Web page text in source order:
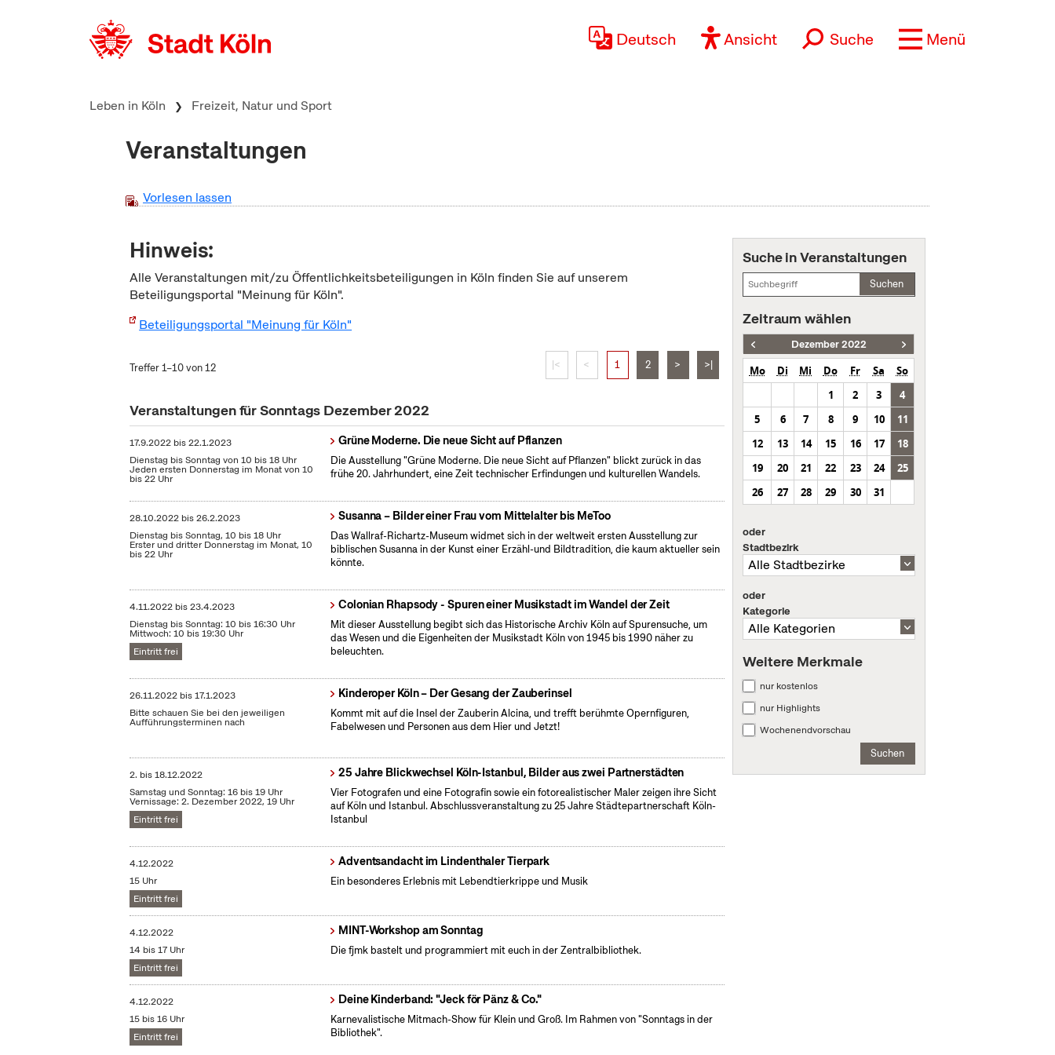
Deutsch Ansicht Suche Menü
Leben in Köln Freizeit, Natur und Sport
Veranstaltungen
Vorlesen lassen
Hinweis:
Alle Veranstaltungen mit/zu Öffentlichkeitsbeteiligungen in Köln finden Sie auf unserem
Beteiligungsportal "Meinung für Köln".
Beteiligungsportal "Meinung für Köln"
Treffer 1–10 von 12 |< < 1 2 > >|
Veranstaltungen für Sonntags Dezember 2022
17.9.2022 bis22.1.2023
Dienstag bis Sonntag von 10 bis 18 Uhr
Jeden ersten Donnerstag im Monat von 10
bis 22 Uhr
Grüne Moderne. Die neue Sicht auf Pflanzen
Die Ausstellung "Grüne Moderne. Die neue Sicht auf Pflanzen" blickt zurück in das
frühe 20. Jahrhundert, eine Zeit technischer Erfindungen und kulturellen Wandels.
28.10.2022 bis26.2.2023
Dienstag bis Sonntag, 10 bis 18 Uhr
Erster und dritter Donnerstag im Monat, 10
bis 22 Uhr
Susanna – Bilder einer Frau vom Mittelalter bis MeToo
Das Wallraf-Richartz-Museum widmet sich in der weltweit ersten Ausstellung zur
biblischen Susanna in der Kunst einer Erzähl-und Bildtradition, die kaum aktueller sein
könnte.
4.11.2022 bis23.4.2023
Dienstag bis Sonntag: 10 bis 16:30 Uhr
Mittwoch: 10 bis 19:30 Uhr
Eintritt frei
Colonian Rhapsody - Spuren einer Musikstadt im Wandel der Zeit
Mit dieser Ausstellung begibt sich das Historische Archiv Köln auf Spurensuche, um
das Wesen und die Eigenheiten der Musikstadt Köln von 1945 bis 1990 näher zu
beleuchten.
26.11.2022 bis17.1.2023
Bitte schauen Sie bei den jeweiligen
Aufführungsterminen nach
Kinderoper Köln – Der Gesang der Zauberinsel
Kommt mit auf die Insel der Zauberin Alcina, und trefft berühmte Opernfiguren,
Fabelwesen und Personen aus dem Hier und Jetzt!
2. bis18.12.2022
Samstag und Sonntag: 16 bis 19 Uhr
Vernissage: 2. Dezember 2022, 19 Uhr
Eintritt frei
25 Jahre Blickwechsel Köln-Istanbul, Bilder aus zwei Partnerstädten
Vier Fotografen und eine Fotografin sowie ein fotorealistischer Maler zeigen ihre Sicht
auf Köln und Istanbul. Abschlussveranstaltung zu 25 Jahre Städtepartnerschaft Köln-
Istanbul
4.12.2022
15 Uhr
Eintritt frei
Adventsandacht im Lindenthaler Tierpark
Ein besonderes Erlebnis mit Lebendtierkrippe und Musik
4.12.2022
14 bis 17 Uhr
Eintritt frei
MINT-Workshop am Sonntag
Die fjmk bastelt und programmiert mit euch in der Zentralbibliothek.
4.12.2022
15 bis 16 Uhr
Eintritt frei
Deine Kinderband: "Jeck för Pänz & Co."
Karnevalistische Mitmach-Show für Klein und Groß. Im Rahmen von "Sonntags in der
Bibliothek".
Suche in Veranstaltungen
Suchen
Zeitraum wählen
Dezember 2022
Mo Di Mi Do Fr Sa
So
1
2 3
4
5
6 7 8 9 10
11
12
13 14 15 16 17
18
19
20 21 22 23 24
25
26
27 28 29 30 31
oder
Stadtbezirk
oder
Kategorie
Weitere Merkmale
nur kostenlos
nur Highlights
Wochenendvorschau
Suchen